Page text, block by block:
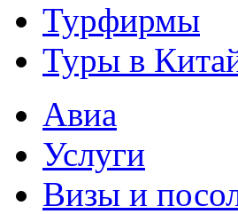
Турфирмы
Туры в
Авиа
Услуги
Визы и